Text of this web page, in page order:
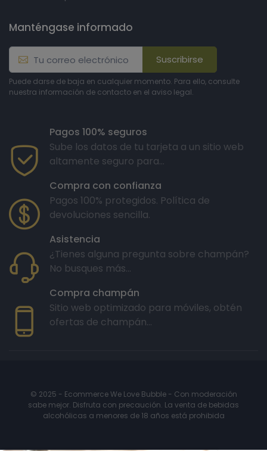
Manténgase informado
Suscribirse
Puede darse de baja en cualquier momento. Para ello, consulte
nuestra información de contacto en el aviso legal.
Pagos 100% seguros
Sube los datos de tu tarjeta a un sitio web
altamente seguro para...
Compra con confianza
Pagos 100% protegidos. Política de
devoluciones sencilla.
Asistencia
¿Tienes alguna pregunta sobre champán?
No busques más...
Compra champán
Sitio web optimizado para móviles, obtén
ofertas de champán...
© 2025 - Ecommerce We Love Bubble - Con moderación
sabe mejor. Disfruta con precaución. La venta de bebidas
alcohólicas a menores de 18 años está prohibida